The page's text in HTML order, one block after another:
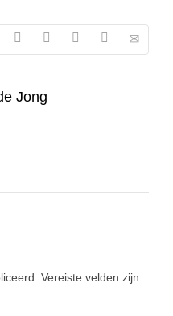
Jong
Vereiste velden zijn